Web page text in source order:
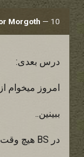
Morgoth — 10 مهر 1388 — ساعت 16:23
درس بعدی:
امروز میخوام از 9999 فراتر حرف بزنیم
ببینین..
در BS هیچ وقت واژه های جدید وجود ندارن